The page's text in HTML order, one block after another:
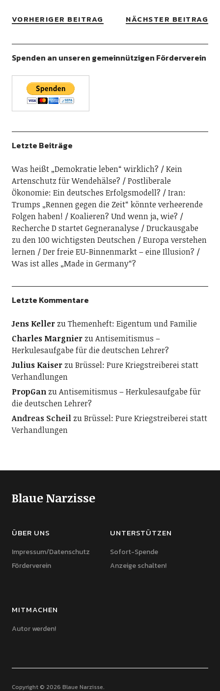
VORHERIGER BEITRAG NÄCHSTER BEITRAG
Spenden an unseren gemeinnützigen Förderverein
Letzte Beiträge
Was heißt „Demokratie leben“ wirklich?
Kein
Artenschutz für Wendehälse?
Postliberale
Ökonomie: Ein deutsches Erfolgsmodell?
Iran:
Trumps „Rennen gegen die Zeit“ könnte verheerende
Folgen haben!
Koalieren? Und wenn ja, wie?
Recherche D startet Gegneranalyse
Druckausgabe
zu den 100 wichtigsten Deutschen
Europa verstehen
lernen
Der freie EU-Binnenmarkt – eine Illusion?
Was ist alles „Made in Germany“?
Letzte Kommentare
Jens KellerzuThemenheft: Eigentum und Familie
Charles MargnierzuAntisemitismus –
Herkulesaufgabe für die deutschen Lehrer?
Julius KaiserzuBrüssel: Pure Kriegstreiberei statt
Verhandlungen
PropGanzuAntisemitismus – Herkulesaufgabe für
die deutschen Lehrer?
Andreas ScheilzuBrüssel: Pure Kriegstreiberei statt
Verhandlungen
Blaue Narzisse
ÜBER UNS
Impressum/Datenschutz
Förderverein
UNTERSTÜTZEN
Sofort-Spende
Anzeige schalten!
MITMACHEN
Autor werden!
Copyright © 2026 Blaue Narzisse